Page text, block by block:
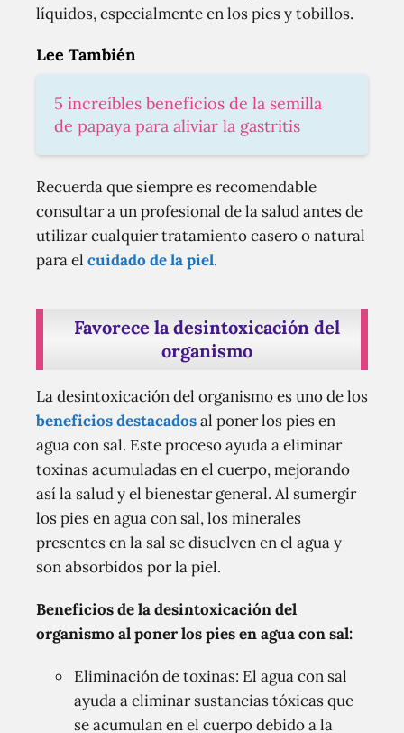
líquidos, especialmente en los pies y tobillos.
Lee También
5 increíbles beneficios de la semilla
de papaya para aliviar la gastritis
Recuerda que siempre es recomendable
consultar a un profesional de la salud antes de
utilizar cualquier tratamiento casero o natural
para el cuidado de la piel.
Favorece la desintoxicación del
organismo
La desintoxicación del organismo es uno de los
beneficios destacadosal poner los pies en
agua con sal. Este proceso ayuda a eliminar
toxinas acumuladas en el cuerpo, mejorando
así la salud y el bienestar general. Al sumergir
los pies en agua con sal, los minerales
presentes en la sal se disuelven en el agua y
son absorbidos por la piel.
Beneficios de la desintoxicación del
organismo al poner los pies en agua con sal:
Eliminación de toxinas: El agua con sal
ayuda a eliminar sustancias tóxicas que
se acumulan en el cuerpo debido a la